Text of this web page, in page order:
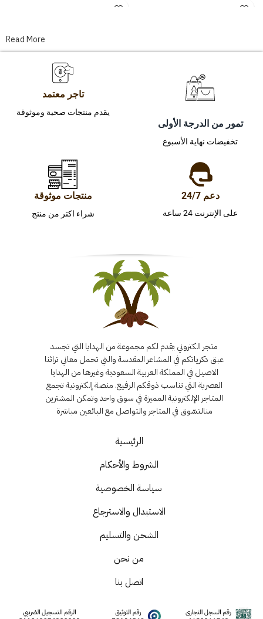
Read More
تمور من الدرجة الأولى
تخفيضات نهاية الأسبوع
تاجر معتمد
يقدم منتجات صحية وموثوقة
دعم 24/7
على الإنترنت 24 ساعة
منتجات موثوقة
شراء اكتر من منتج
متجر الكتروني يقدم لكم مجموعة من الهدايا التي تجسد
عبق ذكرياتكم في المشاعر المقدسة والتي تحمل معاني تراثنا
الاصيل في المملكة العربية السعودية وغيرها من الهدايا
العصرية التي تناسب ذوقكم الرفيع. منصة إلكترونية تجمع
المتاجر الإلكترونية المميزة في سوق واحد وتمكن المشترين
منالتسّوق في المتاجر والتواصل مع البائعين مباشرة
الرئيسية
الشروط والأحكام
سياسة الخصوصية
الاستبدال والاسترجاع
الشحن والتسليم
من نحن
اتصل بنا